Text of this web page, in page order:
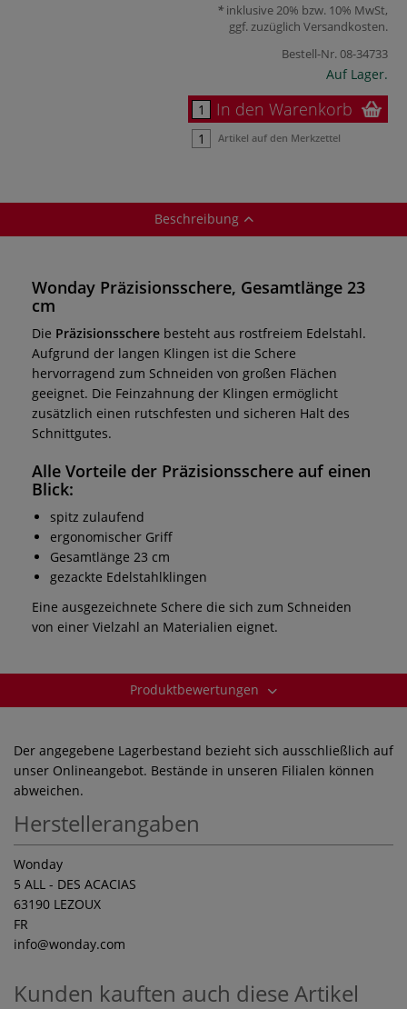
inklusive 20% bzw. 10% MwSt,
ggf. zuzüglich Versandkosten.
Bestell-Nr.08-34733
Auf Lager.
In den Warenkorb
Artikel auf den Merkzettel
Beschreibung
Wonday Präzisionsschere, Gesamtlänge 23
cm
Die Präzisionsschere besteht aus rostfreiem Edelstahl.
Aufgrund der langen Klingen ist die Schere
hervorragend zum Schneiden von großen Flächen
geeignet. Die Feinzahnung der Klingen ermöglicht
zusätzlich einen rutschfesten und sicheren Halt des
Schnittgutes.
Alle Vorteile der Präzisionsschere auf einen
Blick:
spitz zulaufend
ergonomischer Griff
Gesamtlänge 23 cm
gezackte Edelstahlklingen
Eine ausgezeichnete Schere die sich zum Schneiden
von einer Vielzahl an Materialien eignet.
Produktbewertungen
Der angegebene Lagerbestand bezieht sich ausschließlich auf
unser Onlineangebot. Bestände in unseren Filialen können
abweichen.
Herstellerangaben
Wonday
5 ALL - DES ACACIAS
63190 LEZOUX
FR
info@wonday.com
Kunden kauften auch diese Artikel